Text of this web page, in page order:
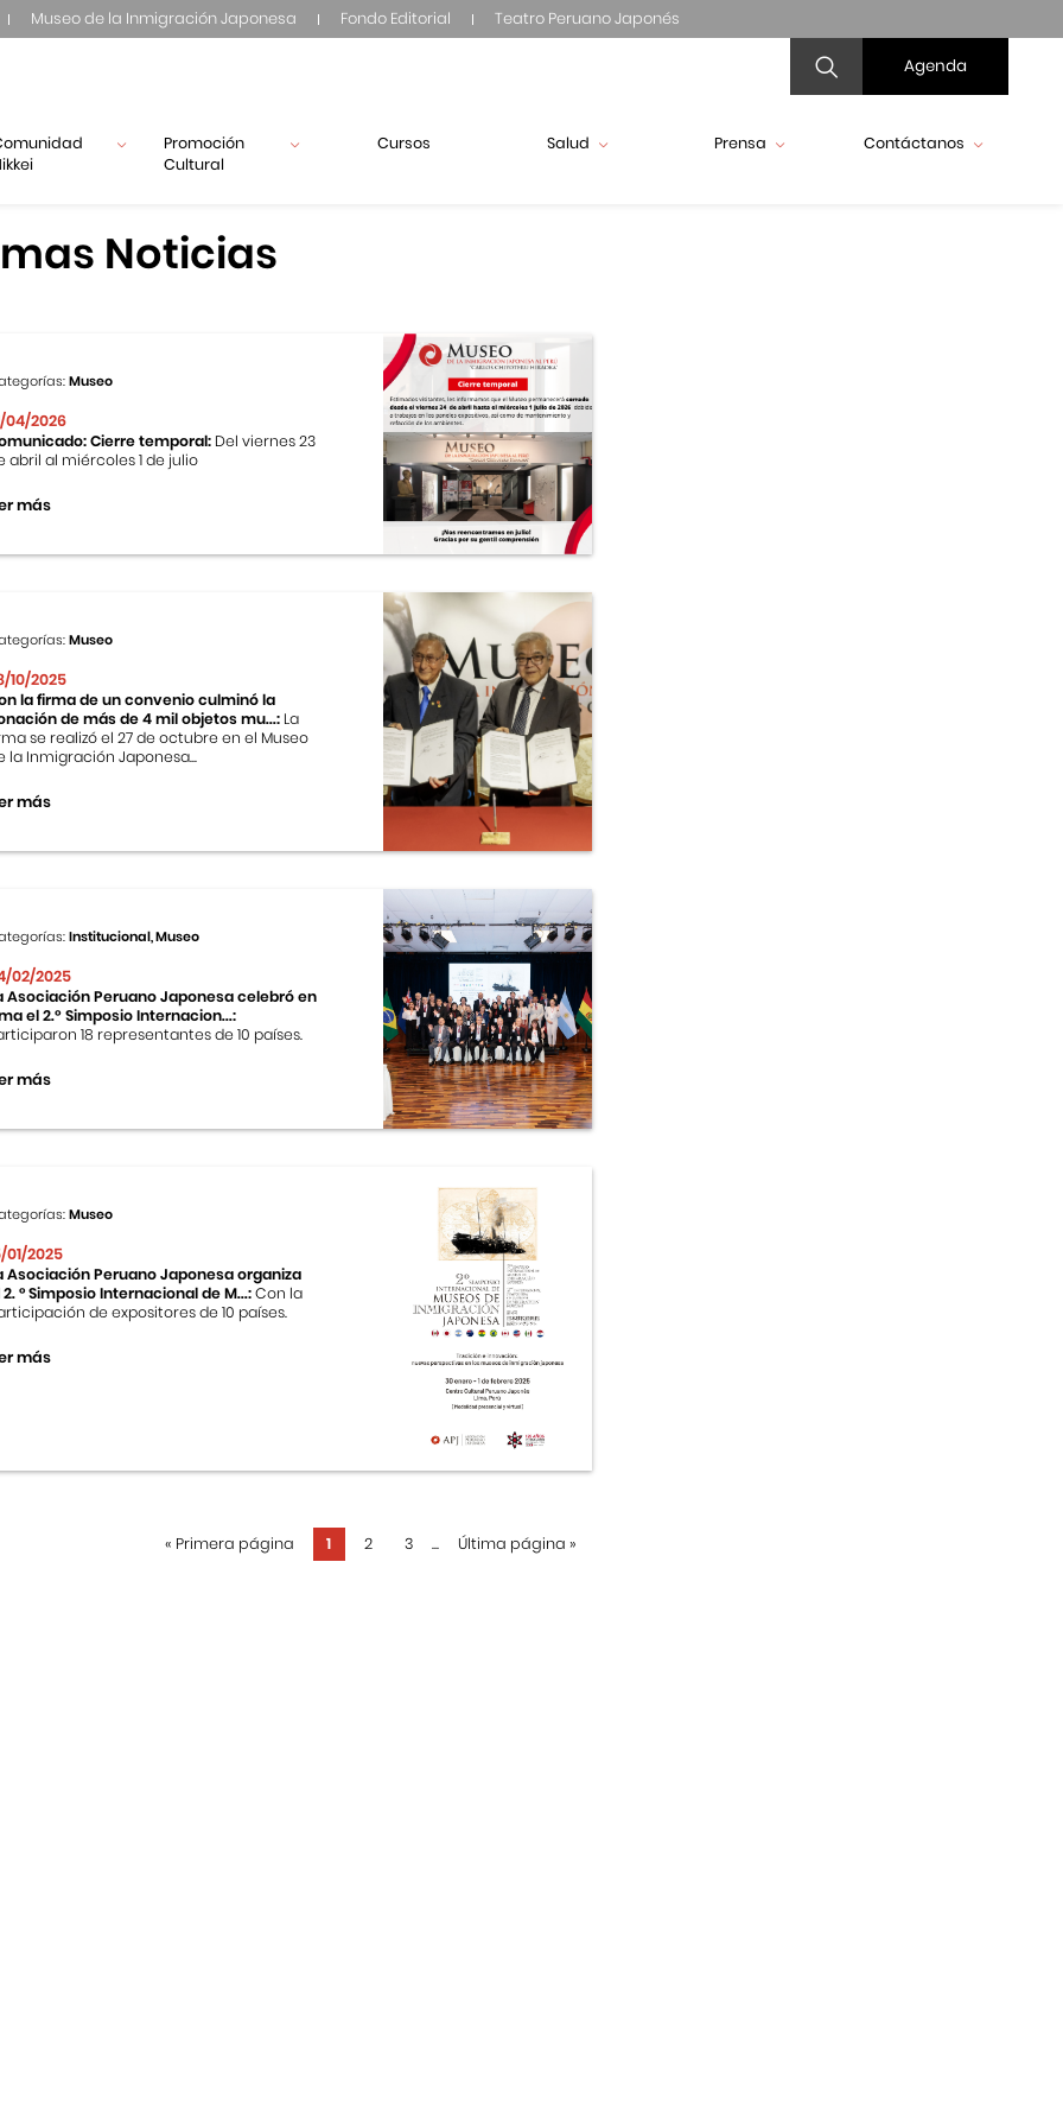
Museo de la Inmigración Japonesa Fondo Editorial Teatro Peruano Japonés
Agenda
Promoción
Cultural
Cursos Salud Prensa Contáctanos
Noticias
Museo
04/2026
Cierre temporal: Del viernes 23
abril al miércoles 1 de julio
más
Museo
10/2025
la firma de un convenio culminó la
de más de 4 mil objetos mu...: La
se realizó el 27 de octubre en el Museo
la Inmigración Japonesa...
más
Institucional, Museo
02/2025
Asociación Peruano Japonesa celebró en
el 2.º Simposio Internacion...:
18 representantes de 10 países.
más
Museo
01/2025
Asociación Peruano Japonesa organiza
2. ° Simposio Internacional de M...:Con la
de expositores de 10 países.
más
« Primera página 1 2 3 ... Última página »